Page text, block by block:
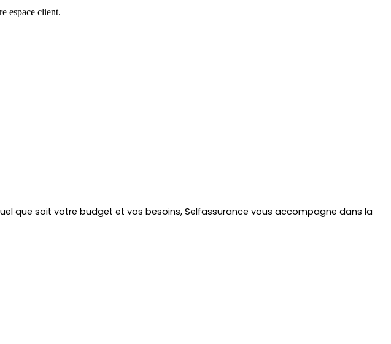
espace client.
que soit votre budget et vos besoins, Selfassurance vous accompagne dans la